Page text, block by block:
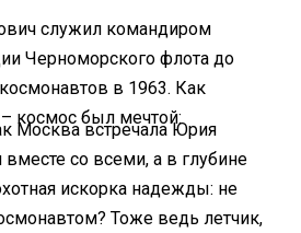
служил командиром
Черноморского флота до
в 1963. Как
космос был мечтой:
Москва встречала Юрия
вместе со всеми, а в глубине
искорка надежды: не
Тоже ведь летчик,